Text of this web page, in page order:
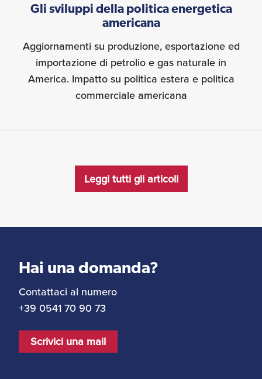
Gli sviluppi della politica energetica
americana
Aggiornamenti su produzione, esportazione ed
importazione di petrolio e gas naturale in
America. Impatto su politica estera e politica
commerciale americana
Leggi tutti gli articoli
Hai una domanda?
Contattaci al numero
+39 0541 70 90 73
Scrivici una mail